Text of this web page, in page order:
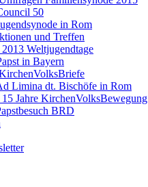
50
in Rom
und Treffen
Weltjugendtage
in Bayern
Limina dt. Bischöfe in Rom
15 Jahre KirchenVolksBewegung
BRD